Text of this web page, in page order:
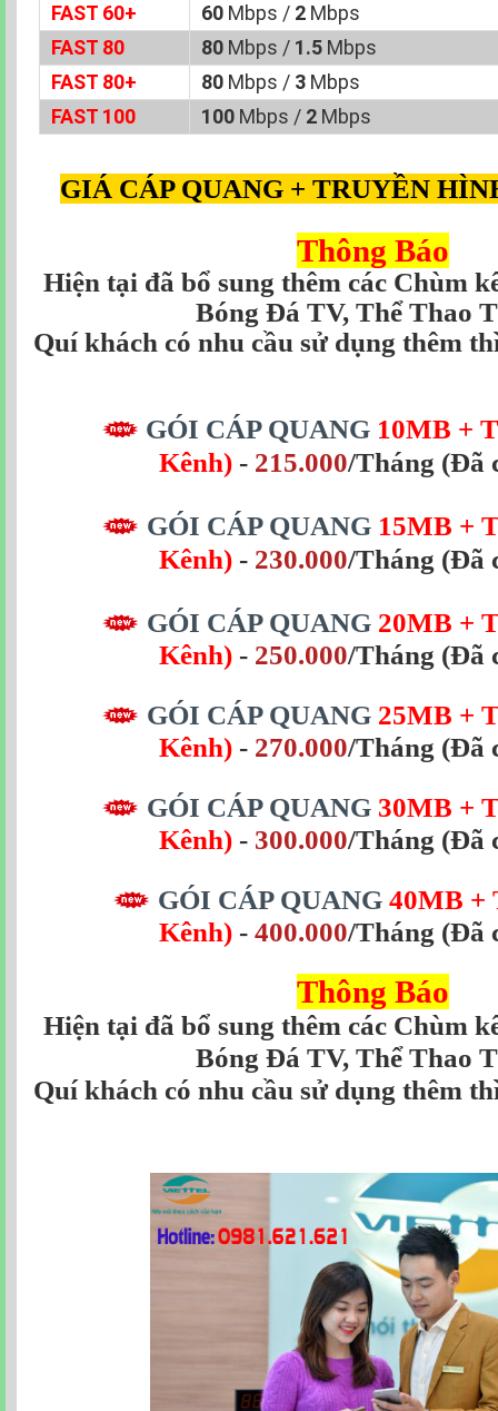
FAST 60+
60 Mbps / 2 Mbps
FAST 80
80 Mbps / 1.5 Mbps
FAST 80+
80 Mbps / 3 Mbps
FAST 100
100 Mbps / 2 Mbps
GIÁ CÁP QUANG + TRUYỀN
Thông Báo
Hiện tại đã bổ sung thêm các Chùm
Bóng Đá TV, Thể Thao
Quí khách có nhu cầu sử dụng thêm
GÓI CÁP QUANG 10MB +
Kênh)- 215.000/Tháng (Đã
GÓI CÁP QUANG 15MB +
Kênh) - 230.000/Tháng (Đã
GÓI CÁP QUANG 20MB +
Kênh) - 250.000/Tháng (Đã
GÓI CÁP QUANG 25MB +
Kênh) - 270.000/Tháng (Đã
GÓI CÁP QUANG 30MB +
Kênh) - 300.000/Tháng (Đã
GÓI CÁP QUANG 40MB +
Kênh) - 400.000/Tháng (Đã
Thông Báo
Hiện tại đã bổ sung thêm các Chùm
Bóng Đá TV, Thể Thao
Quí khách có nhu cầu sử dụng thêm